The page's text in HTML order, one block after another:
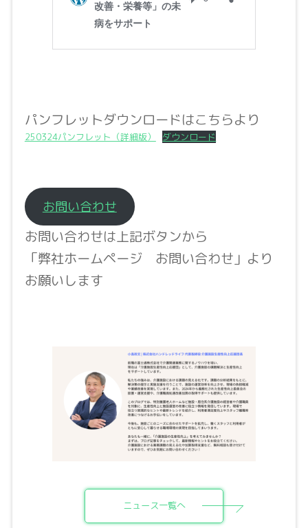
パンフレットダウンロードはこちらより
250324パンフレット（詳細版） ダウンロード
お問い合わせ
お問い合わせは上記ボタンから
「弊社ホームページ お問い合わせ」より
お願いします
ニュース一覧へ